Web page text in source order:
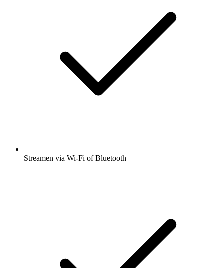
Streamen via Wi-Fi of Bluetooth